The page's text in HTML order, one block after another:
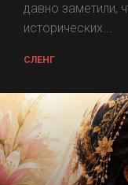
давно заметили,
исторических...
СЛЕНГ